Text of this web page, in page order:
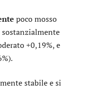
poco mosso
sostanzialmente
+0,19%, e
stabile e si